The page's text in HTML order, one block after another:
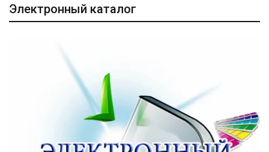
Электронный каталог